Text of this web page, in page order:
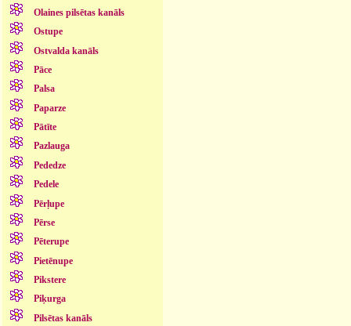
Olaines pilsētas kanāls
Ostupe
Ostvalda kanāls
Pāce
Palsa
Paparze
Pātīte
Pazlauga
Pededze
Pedele
Pērļupe
Pērse
Pēterupe
Pietēnupe
Pikstere
Piķurga
Pilsētas kanāls